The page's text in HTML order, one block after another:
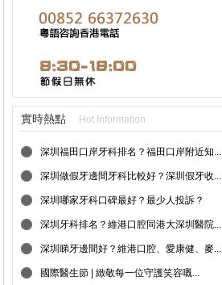
實時熱點 Hot Information
深圳福田口岸牙科排名？福田口岸附近知...
深圳做假牙邊間牙科比較好？深圳假牙收...
深圳哪家牙科口碑最好？最少人投訴？
深圳牙科排名？維港口腔同港大深圳醫院...
深圳睇牙邊間好？維港口腔、愛康健、麥...
國際醫生節 | 緻敬每一位守護笑容嘅...